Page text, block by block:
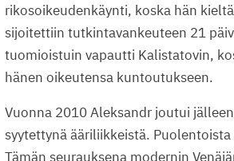
rikosoikeudenkäynti, koska hän
sijoitettiin tutkintavankeuteen 21
tuomioistuin vapautti Kalistatovin,
hänen oikeutensa kuntoutukseen.
Vuonna 2010 Aleksandr joutui
syytettynä ääriliikkeistä.
Tämän seurauksena modernin